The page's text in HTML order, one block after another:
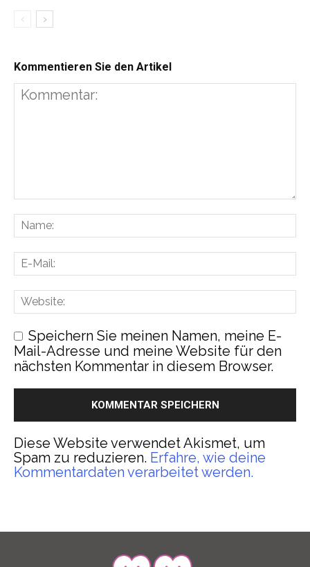
Kommentieren Sie den Artikel
Speichern Sie meinen Namen, meine E-
Mail-Adresse und meine Website für den
nächsten Kommentar in diesem Browser.
Diese Website verwendet Akismet, um
Spam zu reduzieren. Erfahre, wie deine
Kommentardaten verarbeitet werden.